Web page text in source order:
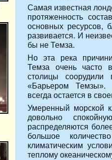
Самая известная
протяженность
основных ресурсов,
развивается. И
бы не Темза.
Но эта река
Темза очень часто
столицы соорудили
«Барьером Темзы».
всегда остается в
Умеренный морской
довольно
распределяются
большое
климатическим
теплому